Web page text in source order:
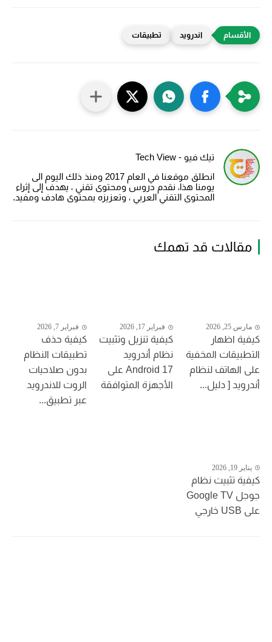
اندرويد تطبيقات
تيك فيو - Tech View
انطلق موقعنا في العام 2017 ومنذ ذلك اليوم الى
يومنا هذا، نقدم دروس ومحتوى تقني ، يهدف إلى إثراء
المحتوى التقني العربي ، وتعزيزه بمحتوى هادف ومفيد.
مقالات قد تهمك
مارس 25, 2026
كيفية اظهار
التطبيقات المخفية
على الهاتف لنظام
أندرويد [ دليل...
فبراير 17, 2026
كيفية تنزيل وتثبيت
نظام أندرويد
Android 17 على
الأجهزة المتوافقة
فبراير 7, 2026
كيفية حذف
تطبيقات النظام
بدون صلاحيات
الروت للاندرويد
عبر تطبيق...
يناير 19, 2026
كيفية تثبيت نظام
جوجل Google TV
على USB خارجي